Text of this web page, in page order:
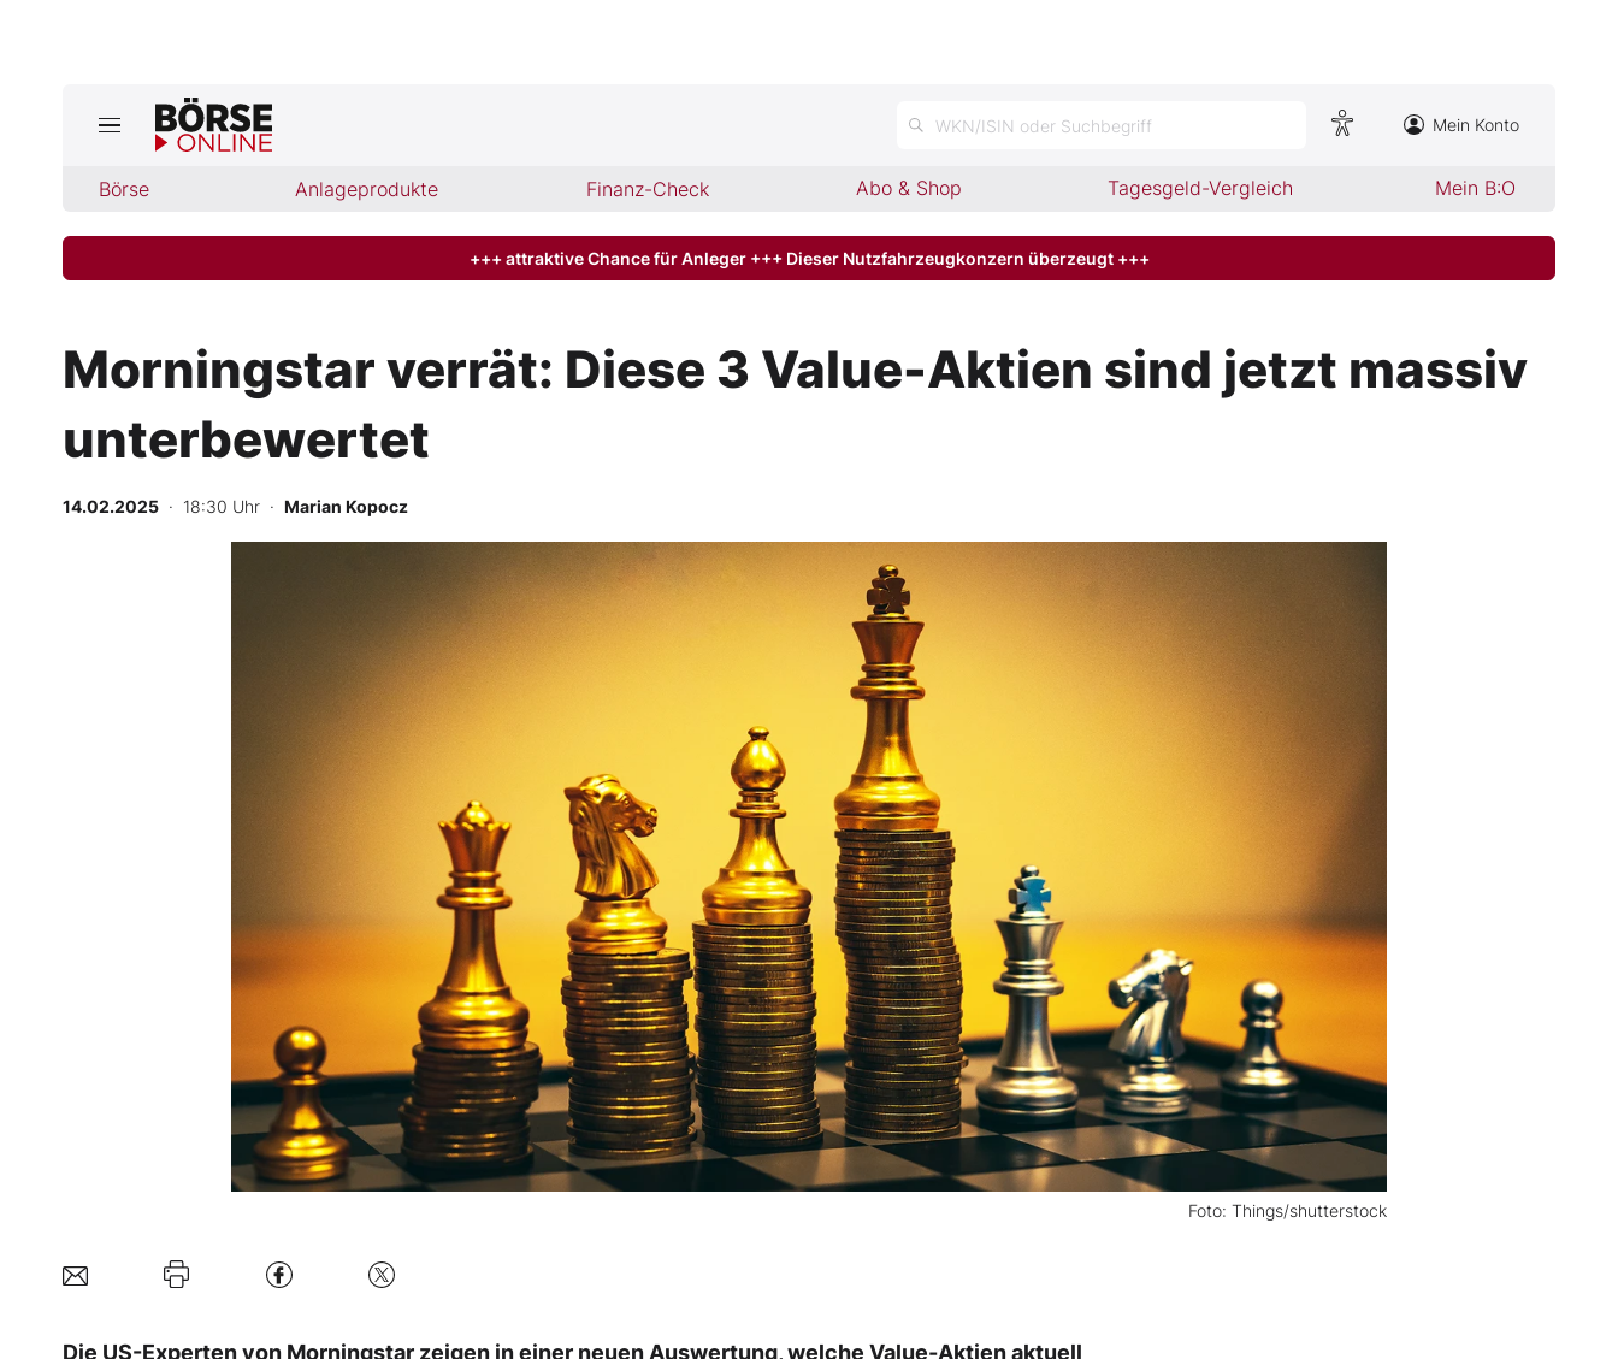
WKN/ISIN oder Suchbegriff Mein Konto
Börse Anlageprodukte Finanz-Check Abo & Shop Tagesgeld-Vergleich Mein B:O
Jetzt aktuelle Ausgabe BÖRSE ONLINE lesen
Finanz-Check
Abo & Shop
BO-Musterdepots
+++ attraktive Chance für Anleger +++ Dieser Nutzfahrzeugkonzern überzeugt +++
Morningstar verrät: Diese 3 Value-Aktien sind jetzt massiv
unterbewertet
14.02.2025 · 18:30 Uhr · Marian Kopocz
Foto: Things/shutterstock
Die US-Experten von Morningstar zeigen in einer neuen Auswertung, welche Value-Aktien aktuell